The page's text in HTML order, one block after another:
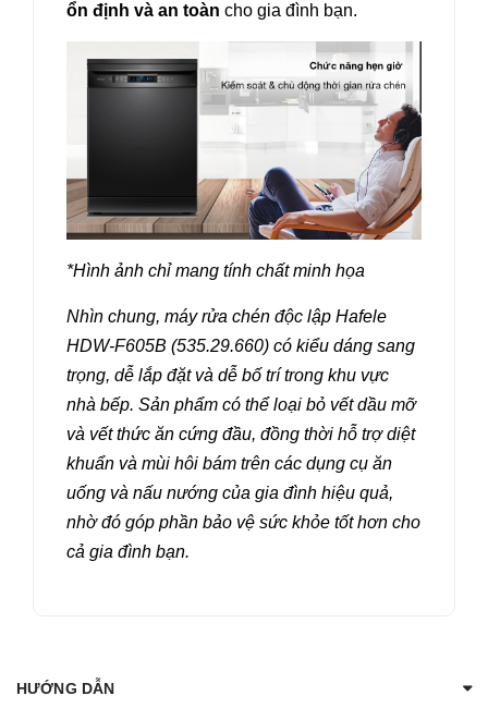
ổn định và an toàn cho gia đình bạn.
*Hình ảnh chỉ mang tính chất minh họa
Nhìn chung, máy rửa chén độc lập Hafele
HDW-F605B (535.29.660) có kiểu dáng sang
trọng, dễ lắp đặt và dễ bố trí trong khu vực
nhà bếp. Sản phẩm có thể loại bỏ vết dầu mỡ
và vết thức ăn cứng đầu, đồng thời hỗ trợ diệt
khuẩn và mùi hôi bám trên các dụng cụ ăn
uống và nấu nướng của gia đình hiệu quả,
nhờ đó góp phần bảo vệ sức khỏe tốt hơn cho
cả gia đình bạn.
HƯỚNG DẪN